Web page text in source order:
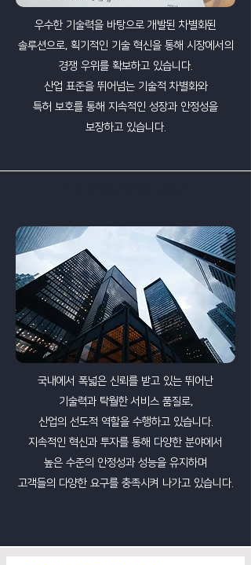
우수한 기술력을 바탕으로 개발된 차별화된
솔루션으로, 획기적인 기술 혁신을 통해 시장에서의
경쟁 우위를 확보하고 있습니다.
산업 표준을 뛰어넘는 기술적 차별화와
특허 보호를 통해 지속적인 성장과 안정성을
보장하고 있습니다.
국내에서 폭넓은 신뢰를 받고 있는 뛰어난
기술력과 탁월한 서비스 품질로,
산업의 선도적 역할을 수행하고 있습니다.
지속적인 혁신과 투자를 통해 다양한 분야에서
높은 수준의 안정성과 성능을 유지하며
고객들의 다양한 요구를 충족시켜 나가고 있습니다.